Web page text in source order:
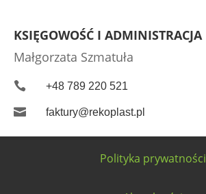
KSIĘGOWOŚĆ I ADMINISTRACJA
Małgorzata Szmatuła
 +48 789 220 521
 faktury@rekoplast.pl
Polityka prywatności